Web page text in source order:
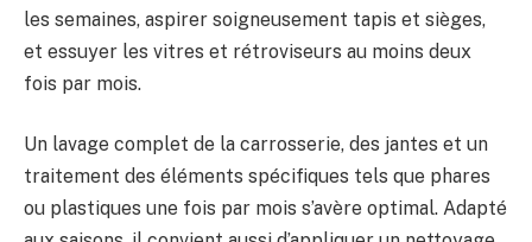
les semaines, aspirer soigneusement tapis et sièges,
et essuyer les vitres et rétroviseurs au moins deux
fois par mois.
Un lavage complet de la carrosserie, des jantes et un
traitement des éléments spécifiques tels que phares
ou plastiques une fois par mois s’avère optimal. Adapté